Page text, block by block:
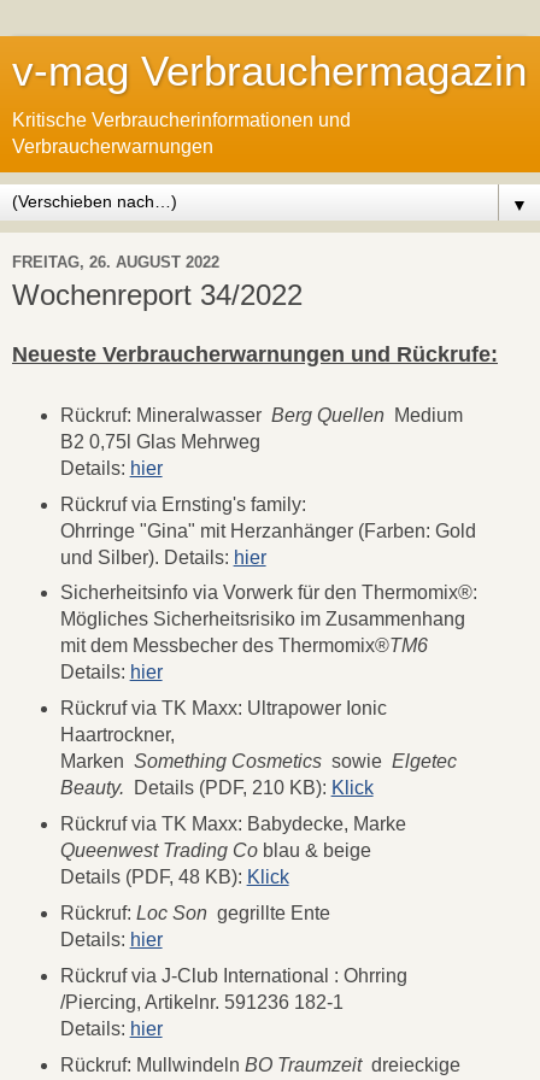
v-mag Verbrauchermagazin
Kritische Verbraucherinformationen und
Verbraucherwarnungen
▼
FREITAG, 26. AUGUST 2022
Wochenreport 34/2022
Neueste Verbraucherwarnungen und Rückrufe:
Rückruf: Mineralwasser Berg Quellen Medium
B2 0,75l Glas Mehrweg
Details: hier
Rückruf via Ernsting's family:
Ohrringe "Gina" mit Herzanhänger (Farben: Gold
und Silber). Details: hier
Sicherheitsinfo via Vorwerk für den Thermomix®:
Mögliches Sicherheitsrisiko im Zusammenhang
mit dem Messbecher des Thermomix®TM6
Details: hier
Rückruf via TK Maxx: Ultrapower Ionic
Haartrockner,
Marken Something Cosmeticssowie Elgetec
Beauty. Details (PDF, 210 KB): Klick
Rückruf via TK Maxx: Babydecke, Marke
Queenwest Trading Coblau & beige
Details (PDF, 48 KB): Klick
Rückruf: Loc Songegrillte Ente
Details: hier
Rückruf via J-Club International : Ohrring
/Piercing, Artikelnr. 591236 182-1
Details: hier
Rückruf: Mullwindeln BO Traumzeitdreieckige